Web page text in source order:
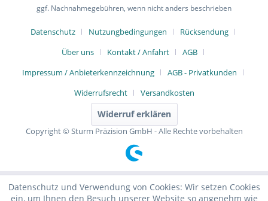
ggf. Nachnahmegebühren, wenn nicht anders beschrieben
Datenschutz Nutzungbedingungen
Rücksendung
Über uns
Kontakt / Anfahrt
AGB
Impressum / Anbieterkennzeichnung
AGB - Privatkunden
Widerrufsrecht
Versandkosten
Widerruf erklären
Copyright © Sturm Präzision GmbH - Alle Rechte vorbehalten
Datenschutz und Verwendung von Cookies: Wir setzen Cookies
ein, um Ihnen den Besuch unserer Website so angenehm wie